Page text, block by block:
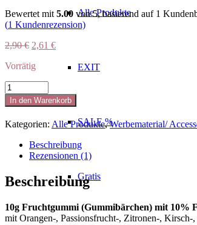
Alle Produkte
EXIT
SALE %
Gratis
Bewertet mit 5.00 von 5, basierend auf 1
(1 Kundenrezension)
2,90€ Ursprünglicher
war:
2,61 €Aktueller
Vorrätig
Fruchtgummi
10
Päckchen
+
1
Menge
In den Warenkorb
Kategorien: Alle Produkte,Werbematerial/
Beschreibung
Rezensionen (1)
Beschreibung
10g Fruchtgummi (Gummibärchen) mit 10%
mit Orangen-, Passionsfrucht-, Zitronen-, Kirsch-